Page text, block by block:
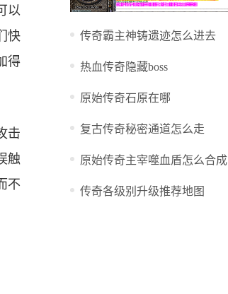
以
快
得
击
触
不
传奇霸主神铸遗迹怎么进去
热血传奇隐藏boss
原始传奇石原在哪
复古传奇秘密通道怎么走
原始传奇主宰噬血盾怎么合成
传奇各级别升级推荐地图